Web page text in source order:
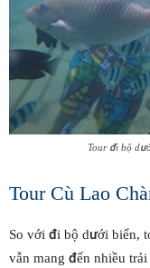
Tour đi bộ
Tour Cù Lao
So với đi bộ dưới biển,
vẫn mang đến nhiều